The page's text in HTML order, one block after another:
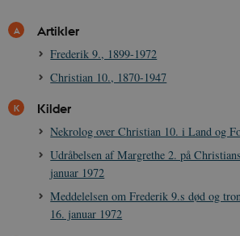
Artikler
Frederik 9., 1899-1972
Christian 10., 1870-1947
Kilder
Nekrolog over Christian 10. i Land og
Udråbelsen af Margrethe 2. på
januar 1972
Meddelelsen om Frederik 9.s død og
16. januar 1972
CookieScriptConsent